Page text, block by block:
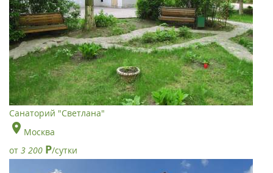
Санаторий "Светлана"
Москва
от 3 200 Р/сутки